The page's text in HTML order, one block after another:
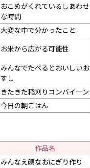
おこめがくれているしあわせ
な時間
大変な中で分かったこと
お米から広がる可能性
みんなでたべるとおいしいお
すし
きたきた稲刈りコンバイーン
今日の朝ごはん
作品名
みんなえ顔なおにぎり作り